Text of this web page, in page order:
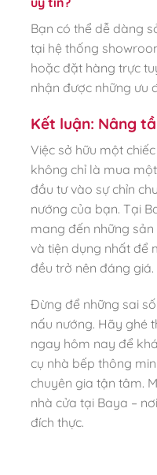
Bạn có thể dễ dàng
tại hệ thống
hoặc đặt hàng trực
nhận được những ưu
Kết luận: Nâng
Việc sở hữu một
không chỉ là mua
đầu tư vào sự chỉn
nướng của bạn. Tại
mang đến những
và tiện dụng nhất để
đều trở nên đáng giá.
Đừng để những sai
nấu nướng. Hãy ghé
ngay hôm nay để
cụ nhà bếp thông
chuyên gia tận tâm.
nhà cửa tại Baya –
đích thực.